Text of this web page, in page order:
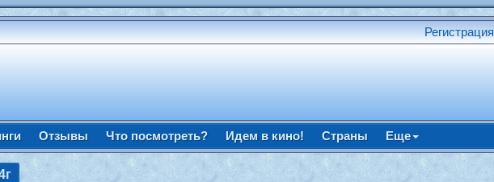
Регистрация
Отзывы Что посмотреть? Идем в кино! Страны Еще